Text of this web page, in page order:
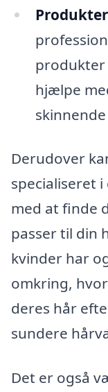
produkter
hjælpe
Derudover
specialiseret
med at finde
passer til din
kvinder har
omkring,
deres hår
sundere
Det er også